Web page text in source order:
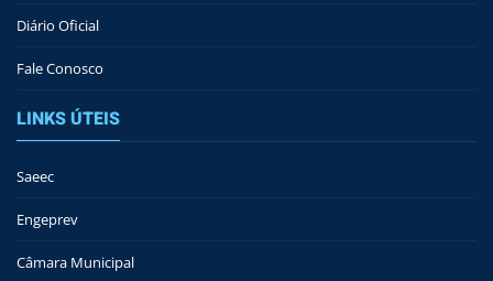
Diário Oficial
Fale Conosco
LINKS ÚTEIS
Saeec
Engeprev
Câmara Municipal